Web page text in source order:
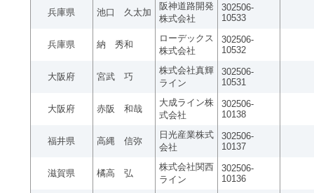
兵庫県 池口 久太加
阪神道路開発
株式会社
302506-
10533
兵庫県 納 秀和
ローデックス
株式会社
302506-
10532
大阪府 宮武 巧
株式会社真輝
ライン
302506-
10531
大阪府 赤阪 和哉
大成ライン株
式会社
302506-
10138
福井県 高縄 信弥
日光産業株式
会社
302506-
10137
滋賀県 橘高 弘
株式会社関西
ライン
302506-
10136